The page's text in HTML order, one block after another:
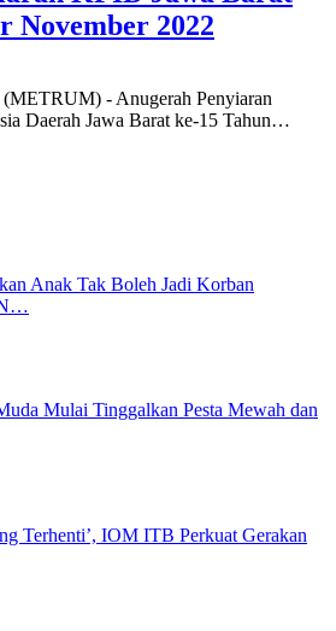
November 2022
- Anugerah Penyiaran
Daerah Jawa Barat ke-15 Tahun…
Anak Tak Boleh Jadi Korban
Mulai Tinggalkan Pesta Mewah dan
Terhenti’, IOM ITB Perkuat Gerakan